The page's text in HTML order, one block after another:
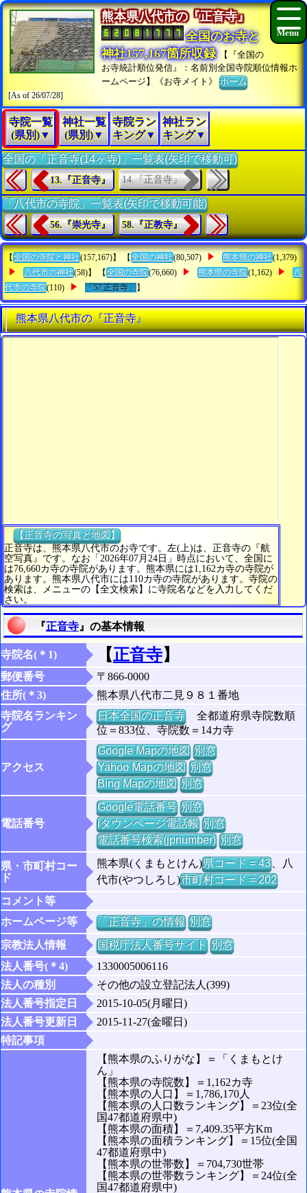
熊本県八代市の『正音寺』
全国のお寺と
神社157,167箇所収録
【『全国の
お寺統計順位発信』：名前別全国寺院順位情報ホ
ームページ】《お寺メイト》ホーム
[As of 26/07/28]
寺院一覧
(県別)▼
神社一覧
(県別)▼
寺院ラン
キング▼
神社ラン
キング▼
全国の「正音寺(14ヶ寺)」一覧表(矢印で移動可)
13.『正音寺』 14.『正音寺』
「八代市の寺院」一覧表(矢印で移動可能)
56.『崇光寺』 58.『正教寺』
【 全国の寺院と神社(157,167)】 【 全国の神社(80,507) 熊本県の神社(1,379)
八代市の神社(58)】 【 全国の寺院(76,660) 熊本県の寺院(1,162)
八
代市の寺院(110) 「57.正音寺」 】
熊本県八代市の『正音寺』
【正音寺の写真と地図】
正音寺は、熊本県八代市のお寺です。左(上)は、正音寺の『航
空写真』です。なお「2026年07月24日」時点において、全国に
は76,660カ寺の寺院があります。熊本県には1,162カ寺の寺院が
あります。熊本県八代市には110カ寺の寺院があります。寺院の
検索は、メニューの【全文検索】に寺院名などを入力してくだ
さい。
『正音寺 』の基本情報
寺院名(＊1) 【正音寺】
郵便番号
〒866-0000
住所(＊3)
熊本県八代市二見９８１番地
寺院名ランキン
グ
日本全国の正音寺全都道府県寺院数順
位＝833位、寺院数＝14カ寺
アクセス
Google Mapの地図 別窓
Yahoo Mapの地図 別窓
Bing Mapの地図 別窓
電話番号
Google電話番号 別窓
iタウンページ電話帳 別窓
電話番号検索(jpnumber) 別窓
県・市町村コー
ド
熊本県(くまもとけん)県コード = 43、八
代市(やつしろし)市町村コード = 202
コメント等
ホームページ等
「正音寺」の情報 別窓
宗教法人情報
国税庁法人番号サイト 別窓
法人番号(＊4)
1330005006116
法人の種別
その他の設立登記法人(399)
法人番号指定日
2015-10-05(月曜日)
法人番号更新日
2015-11-27(金曜日)
特記事項
【熊本県のふりがな】＝「くまもとけ
ん」
【熊本県の寺院数】＝1,162カ寺
【熊本県の人口】＝1,786,170人
【熊本県の人口数ランキング】＝23位(全
国47都道府県中)
【熊本県の面積】＝7,409.35平方Km
【熊本県の面積ランキング】＝15位(全国
47都道府県中)
【熊本県の世帯数】＝704,730世帯
【熊本県の世帯数ランキング】＝24位(全
国47都道府県中)